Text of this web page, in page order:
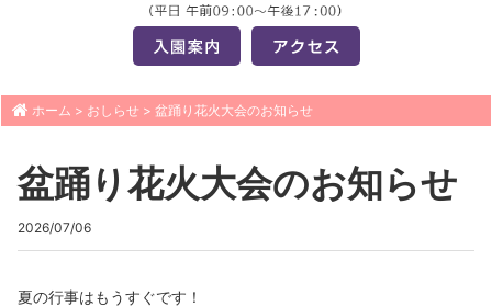
ホーム > おしらせ > 盆踊り花火大会のお知らせ
盆踊り花火大会のお知らせ
2026/07/06
夏の行事はもうすぐです！